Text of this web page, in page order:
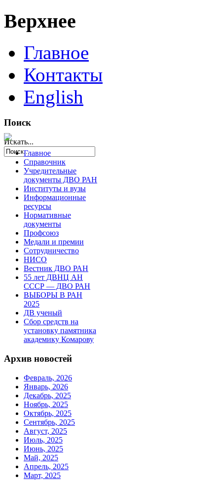
Верхнее
Главное
Контакты
English
Поиск
Искать...
Главное
Справочник
Учредительные
документы ДВО РАН
Институты и вузы
Информационные
ресурсы
Нормативные
документы
Профсоюз
Медали и премии
Сотрудничество
НИСО
Вестник ДВО РАН
55 лет ДВНЦ АН
СССР — ДВО РАН
ВЫБОРЫ В РАН
2025
ДВ ученый
Сбор средств на
установку памятника
академику Комарову
Архив новостей
Февраль, 2026
Январь, 2026
Декабрь, 2025
Ноябрь, 2025
Октябрь, 2025
Сентябрь, 2025
Август, 2025
Июль, 2025
Июнь, 2025
Май, 2025
Апрель, 2025
Март, 2025